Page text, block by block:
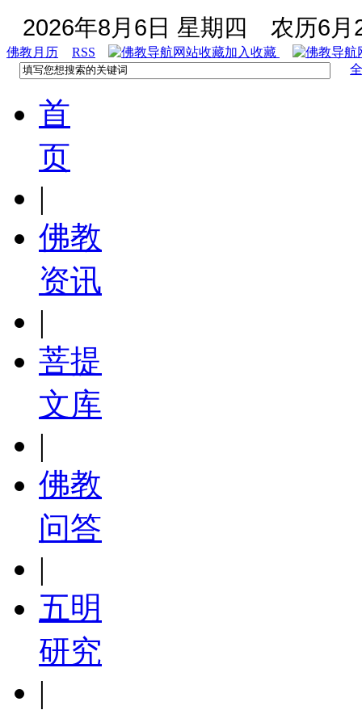
2026年8月6日 星期四 农历6月
佛教月历 RSS
加入收藏
首
页
|
佛教
资讯
|
菩提
文库
|
佛教
问答
|
五明
研究
|